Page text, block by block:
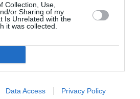
Collection, Use,
or Sharing of my
Is Unrelated with the
it was collected.
Data Access Privacy Policy
collettivo che nell’ambito delle categorie di
introduce le sottocategorie dei
a tempo determinato.